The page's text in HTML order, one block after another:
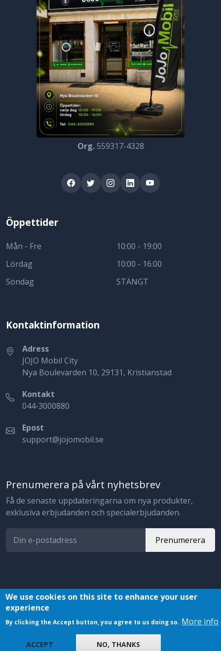
Org.559317-4328
Öppettider
Mån - Fre
Lördag
Söndag
10:00 - 19:00
10:00 - 16:00
STÄNGT
Kontaktinformation
Adress
JOJO Mobil City
Nya Boulevarden 10, 29131, Kristianstad
Kontakt
044-3000880
Epost
support@jojomobil.se
Prenumerera på vårt nyhetsbrev
Få de senaste uppdateringarna om nya produkter,
exklusiva erbjudanden och specialerbjudanden.
Prenumerera
© 2023 JojoMobil. All rights reserved.
We use cookies on this site to enhance your user
experience
By clicking the Accept button, you agree to us doing so. More info
ACCEPT NO, THANKS